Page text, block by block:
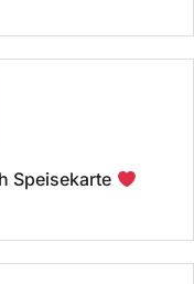
Speisekarte